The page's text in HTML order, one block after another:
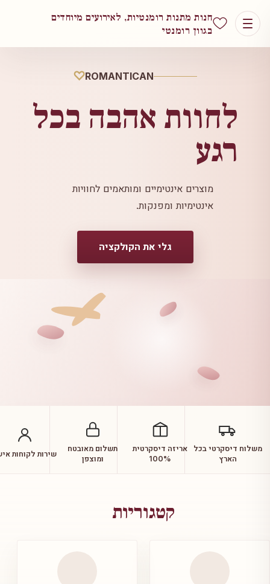
חנות מתנות רומנטיות, לאירועים מיוחדים
בגוון רומנטי
ROMANTICAN
לחוות אהבה בכל
רגע
מוצרים אינטימיים ומותאמים לחוויות
אינטימיות ומפנקות.
גלי את הקולקציה
משלוח דיסקרטי בכל
הארץ
אריזה דיסקרטית
100%
תשלום מאובטח
ומוצפן
שירות לקוחות
קטגוריות